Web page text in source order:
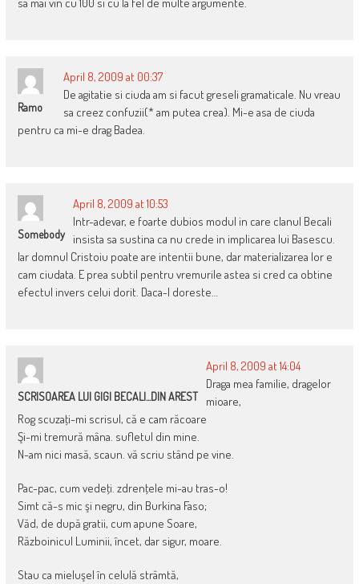
Ramo
April 8, 2009 at 00:37
De agitatie si ciuda am si facut greseli gramaticale. Nu vreau
sa creez confuzii(* am putea crea). Mi-e asa de ciuda
pentru ca mi-e drag Badea.
Somebody
April 8, 2009 at 10:53
Intr-adevar, e foarte dubios modul in care clanul Becali
insista sa sustina ca nu crede in implicarea lui Basescu.
Iar domnul Cristoiu poate are intentii bune, dar materializarea lor e
cam ciudata. E prea subtil pentru vremurile astea si cred ca obtine
efectul invers celui dorit. Daca-l doreste…
SCRISOAREA LUI GIGI BECALI...DIN AREST
April 8, 2009 at 14:04
Draga mea familie, dragelor
mioare,
Rog scuzaţi-mi scrisul, că e cam răcoare
Şi-mi tremură mâna. sufletul din mine.
N-am nici masă, scaun. vă scriu stând pe vine.
Pac-pac, cum vedeţi. zdrenţele mi-au tras-o!
Simt că-s mic şi negru, din Burkina Faso;
Văd, de după gratii, cum apune Soare,
Războinicul Luminii, încet, dar sigur, moare.
Stau ca mieluşel în celulă strâmtă,